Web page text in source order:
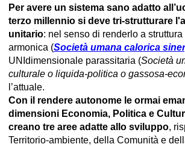
Per avere un sistema sano adatto
terzo millennio si deve tri-strutturare
unitario: nel senso di renderlo a
armonica (Società umana calorica
UNIdimensionale parassitaria (Società
culturale o liquida-politica o gassosa-
l’attuale.
Con il rendere autonome le ormai
dimensioni Economia, Politica e
creano tre aree adatte allo sviluppo,
Territorio-ambiente, della Comunità e